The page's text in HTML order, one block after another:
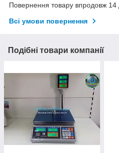
Повернення товару впродовж 14
Всі умови повернення
Подібні товари компанії